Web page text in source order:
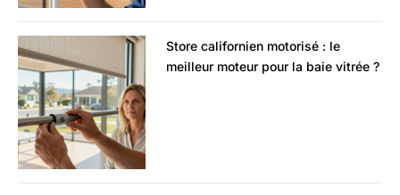
Store californien motorisé : le
meilleur moteur pour la baie vitrée ?